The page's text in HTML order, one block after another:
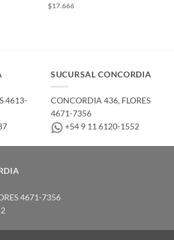
$17.666
4613-
SUCURSAL CONCORDIA
CONCORDIA 436,­ FLORES
4671-7356
+54 9 11 6120-1552
4671-7356